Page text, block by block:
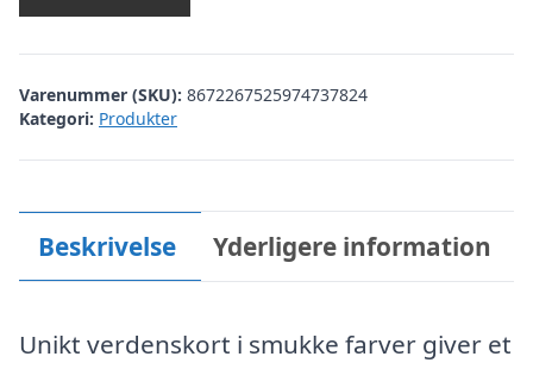
Varenummer (SKU): 8672267525974737824
Kategori: Produkter
Beskrivelse Yderligere information
Unikt verdenskort i smukke farver giver et